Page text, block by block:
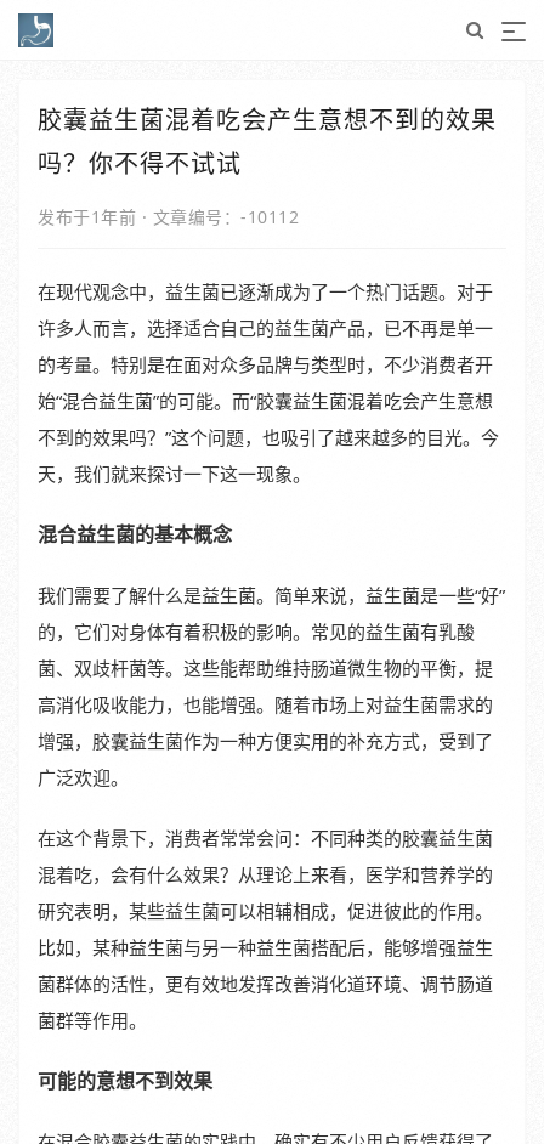
胶囊益生菌混着吃会产生意想不到的效果
吗？你不得不试试
发布于1年前 · 文章编号：-10112
在现代观念中，益生菌已逐渐成为了一个热门话题。对于
许多人而言，选择适合自己的益生菌产品，已不再是单一
的考量。特别是在面对众多品牌与类型时，不少消费者开
始“混合益生菌”的可能。而“胶囊益生菌混着吃会产生意想
不到的效果吗？”这个问题，也吸引了越来越多的目光。今
天，我们就来探讨一下这一现象。
混合益生菌的基本概念
我们需要了解什么是益生菌。简单来说，益生菌是一些“好”
的，它们对身体有着积极的影响。常见的益生菌有乳酸
菌、双歧杆菌等。这些能帮助维持肠道微生物的平衡，提
高消化吸收能力，也能增强。随着市场上对益生菌需求的
增强，胶囊益生菌作为一种方便实用的补充方式，受到了
广泛欢迎。
在这个背景下，消费者常常会问：不同种类的胶囊益生菌
混着吃，会有什么效果？从理论上来看，医学和营养学的
研究表明，某些益生菌可以相辅相成，促进彼此的作用。
比如，某种益生菌与另一种益生菌搭配后，能够增强益生
菌群体的活性，更有效地发挥改善消化道环境、调节肠道
菌群等作用。
可能的意想不到效果